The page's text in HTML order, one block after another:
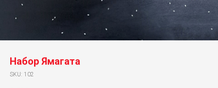
Набор Ямагата
SKU: 102